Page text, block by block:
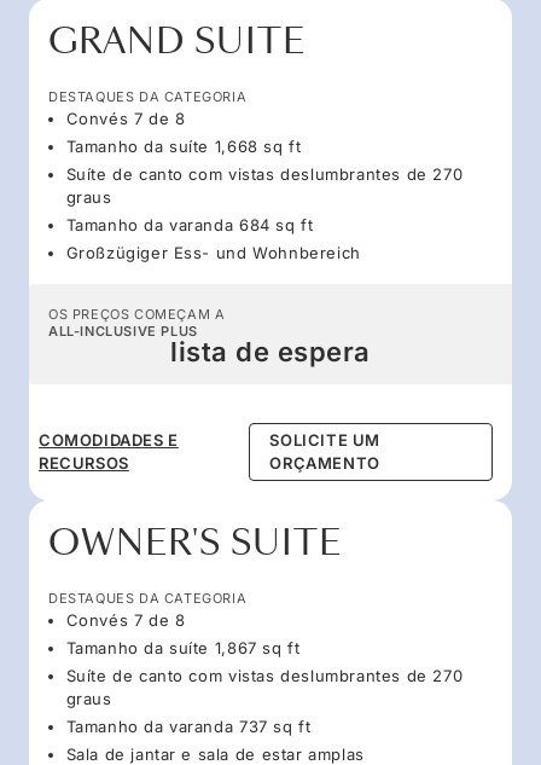
GRAND SUITE
DESTAQUES DA CATEGORIA
Convés 7 de 8
Tamanho da suíte 1,668 sq ft
Suíte de canto com vistas deslumbrantes de 270
graus
Tamanho da varanda 684 sq ft
Großzügiger Ess- und Wohnbereich
OS PREÇOS COMEÇAM A
ALL-INCLUSIVE PLUS
lista de espera
COMODIDADES E
RECURSOS
SOLICITE UM
ORÇAMENTO
OWNER'S SUITE
DESTAQUES DA CATEGORIA
Convés 7 de 8
Tamanho da suíte 1,867 sq ft
Suíte de canto com vistas deslumbrantes de 270
graus
Tamanho da varanda 737 sq ft
Sala de jantar e sala de estar amplas